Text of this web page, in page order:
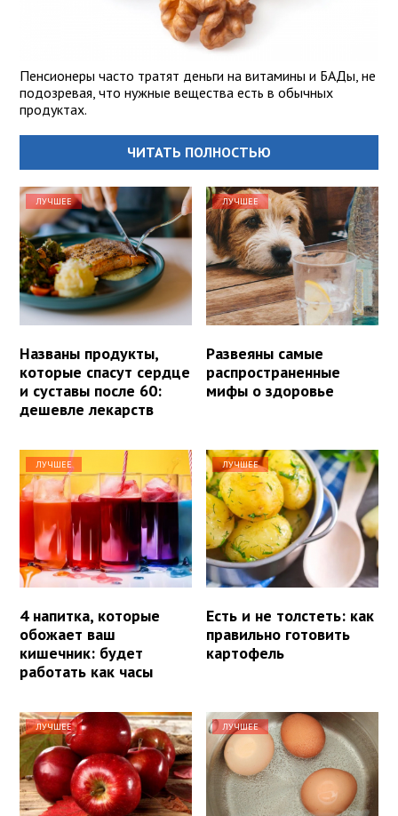
Пенсионеры часто тратят деньги на витамины и БАДы, не
подозревая, что нужные вещества есть в обычных
продуктах.
ЧИТАТЬ ПОЛНОСТЬЮ
ЛУЧШЕЕ
Названы продукты,
которые спасут сердце
и суставы после 60:
дешевле лекарств
ЛУЧШЕЕ
Развеяны самые
распространенные
мифы о здоровье
ЛУЧШЕЕ
4 напитка, которые
обожает ваш
кишечник: будет
работать как часы
ЛУЧШЕЕ
Есть и не толстеть: как
правильно готовить
картофель
ЛУЧШЕЕ ЛУЧШЕЕ